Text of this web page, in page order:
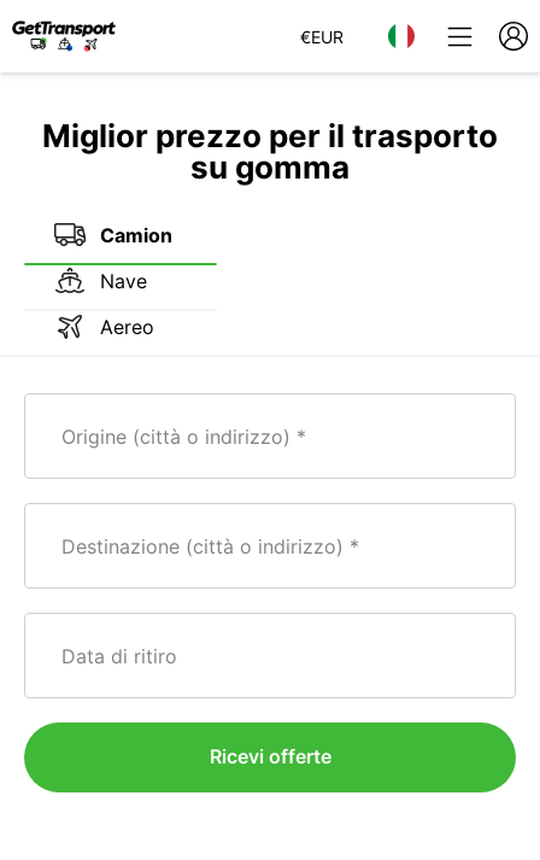
€EUR
Miglior prezzo per il trasporto
su gomma
Camion
Nave
Aereo
Origine (città o indirizzo)
Destinazione (città o indirizzo)
Data di ritiro
Ricevi offerte